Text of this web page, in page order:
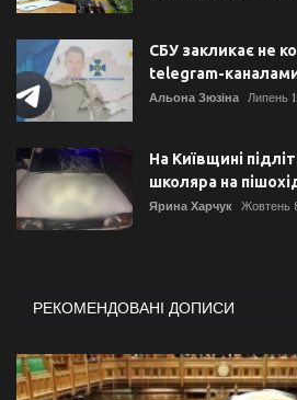
СБУ закликає не
telegram-
Альона Зюзіна Липень
На Київщині
школяра на
Ярина Харчук Жовтень
РЕКОМЕНДОВАНІ ДОПИСИ